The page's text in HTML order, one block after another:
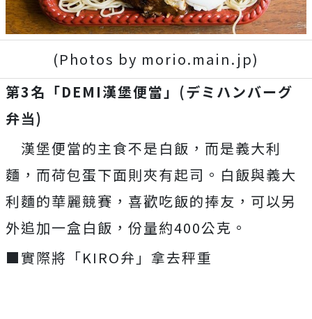
(Photos by morio.main.jp)
第3名「DEMI漢堡便當」(デミハンバーグ
弁当)
漢堡便當的主食不是白飯，而是義大利
麵，而荷包蛋下面則夾有起司。白飯與義大
利麵的華麗競賽，喜歡吃飯的捧友，可以另
外追加一盒白飯，份量約400公克。
■實際將「KIRO弁」拿去秤重